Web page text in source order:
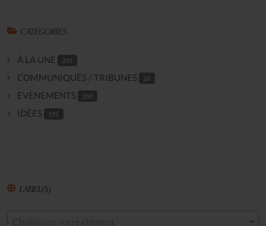
CATÉGORIES
À LA UNE 241
COMMUNIQUÉS / TRIBUNES 26
EVENEMENTS 269
IDÉES 195
LABEL(S)